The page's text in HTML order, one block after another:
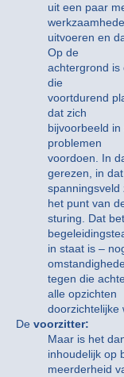
uit een paar
uitvoeren en
Op de
achtergrond is
die
voortdurend
dat zich
bijvoorbeeld
problemen
voordoen. In
gerezen, in dat
het punt van
sturing. Dat
in staat is –
tegen die
alle opzichten
doorzichtelijke
De voorzitter:
Maar is het
inhoudelijk op
meerderheid